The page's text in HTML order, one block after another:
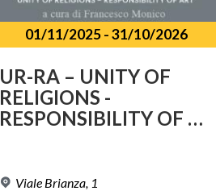
01/11/2025-31/10/2026
UR-RA – UNITY OF
RELIGIONS -
RESPONSIBILITY OF ART
Viale Brianza, 1